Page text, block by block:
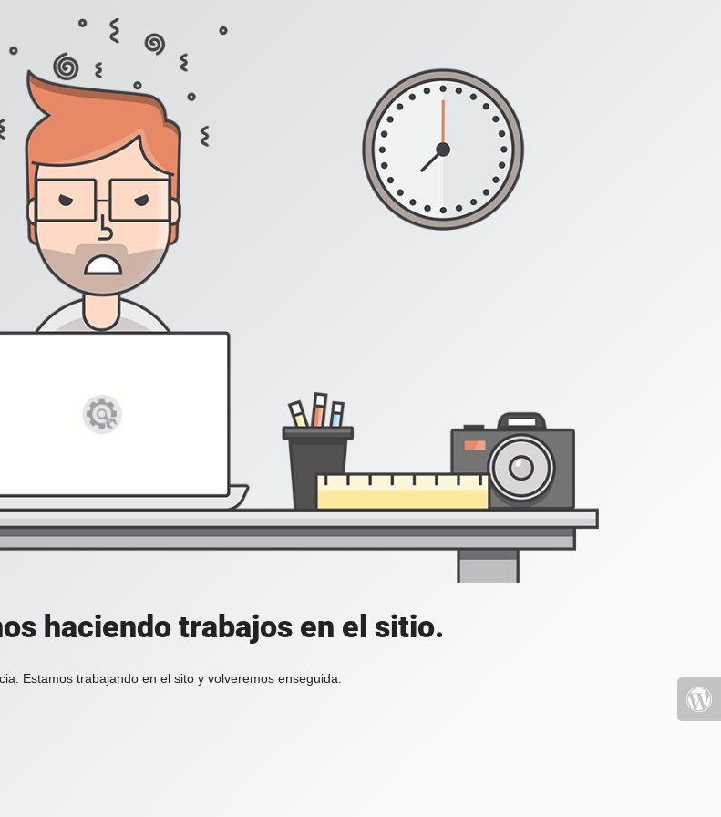
haciendo trabajos en el sitio.
Estamos trabajando en el sito y volveremos enseguida.